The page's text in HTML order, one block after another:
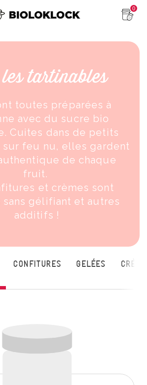
0
tartinables
toutes préparées à
avec du sucre bio
Cuites dans de petits
sur feu nu, elles gardent
de chaque
fruit.
et crèmes sont
sans gélifiant et autres
additifs !
Confitures Gelées